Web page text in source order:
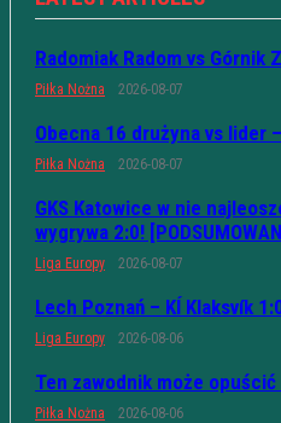
Radomiak Radom vs Górnik
Piłka Nożna 2026-08-07
Obecna 16 drużyna vs lider
Piłka Nożna 2026-08-07
GKS Katowice w nie
wygrywa 2:0!
Liga Europy 2026-08-07
Lech Poznań – KÍ Klaksvík
Liga Europy 2026-08-06
Ten zawodnik może opuścić
Piłka Nożna 2026-08-06